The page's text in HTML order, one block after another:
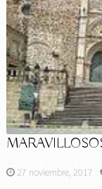
27 noviembre, 2017